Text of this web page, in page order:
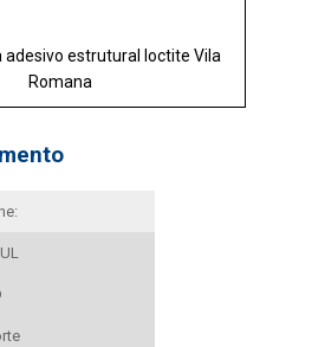
adesivo estrutural loctite Vila
Romana